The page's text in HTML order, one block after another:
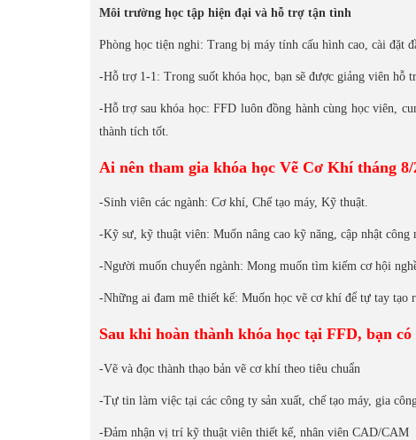
Môi trường học tập hiện đại và hỗ trợ tận tình
Phòng học tiện nghi: Trang bị máy tính cấu hình cao, cài đặt
-Hỗ trợ 1-1: Trong suốt khóa học, bạn sẽ được giảng viên hỗ
-Hỗ trợ sau khóa học: FFD luôn đồng hành cùng học viên,
thành tích tốt.
Ai nên tham gia khóa học Vẽ Cơ Khí tháng 8/
-Sinh viên các ngành: Cơ khí, Chế tạo máy, Kỹ thuật.
-Kỹ sư, kỹ thuật viên: Muốn nâng cao kỹ năng, cập nhật công
-Người muốn chuyển ngành: Mong muốn tìm kiếm cơ hội
-Những ai đam mê thiết kế: Muốn học vẽ cơ khí để tự tay tạo
Sau khi hoàn thành khóa học tại FFD, bạn có
-Vẽ và đọc thành thạo bản vẽ cơ khí theo tiêu chuẩn
-Tự tin làm việc tại các công ty sản xuất, chế tạo máy, gia
-Đảm nhận vị trí kỹ thuật viên thiết kế, nhân viên CAD/CAM